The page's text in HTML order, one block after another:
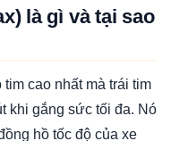
là gì và tại sao
cao nhất mà trái tim
khi gắng sức tối đa. Nó
hồ tốc độ của xe